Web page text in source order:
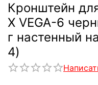
Кронштейн
X VEGA-6
г настенный
4)